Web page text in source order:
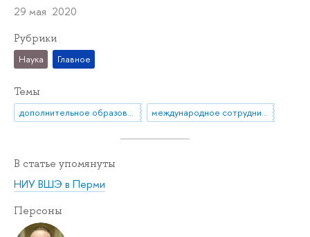
29 мая 2020
Рубрики
Наука Главное
Темы
дополнительное образование международное сотрудничество
В статье упомянуты
НИУ ВШЭ в Перми
Персоны